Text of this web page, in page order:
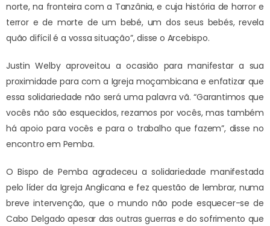
norte, na fronteira com a Tanzânia, e cuja história de horror e
terror e de morte de um bebé, um dos seus bebés, revela
quão difícil é a vossa situação”, disse o Arcebispo.
Justin Welby aproveitou a ocasião para manifestar a sua
proximidade para com a Igreja moçambicana e enfatizar que
essa solidariedade não será uma palavra vã. “Garantimos que
vocês não são esquecidos, rezamos por vocês, mas também
há apoio para vocês e para o trabalho que fazem”, disse no
encontro em Pemba.
O Bispo de Pemba agradeceu a solidariedade manifestada
pelo líder da Igreja Anglicana e fez questão de lembrar, numa
breve intervenção, que o mundo não pode esquecer-se de
Cabo Delgado apesar das outras guerras e do sofrimento que